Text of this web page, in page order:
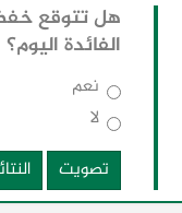
هل تتوقع
الفائدة اليوم؟
نعم
لا
تصويت